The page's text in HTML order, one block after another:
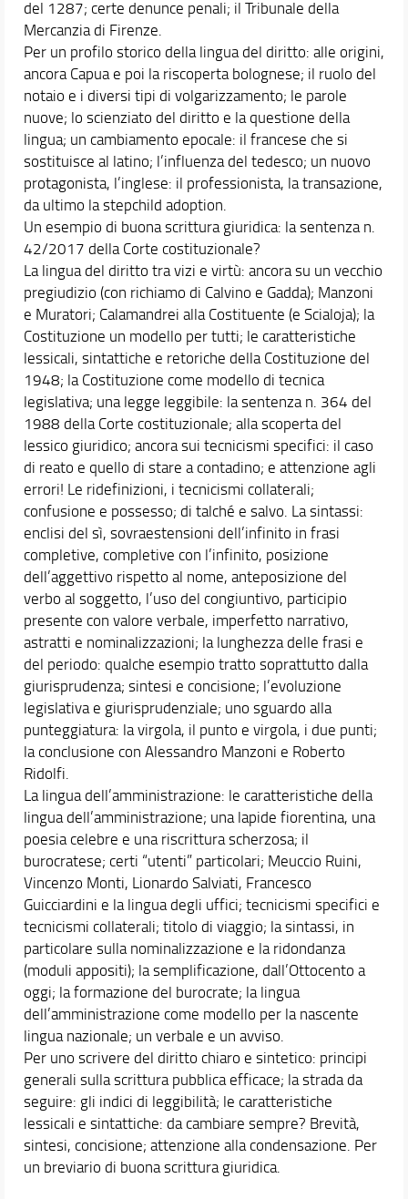
del 1287; certe denunce penali; il Tribunale della
Mercanzia di Firenze.
Per un profilo storico della lingua del diritto: alle origini,
ancora Capua e poi la riscoperta bolognese; il ruolo del
notaio e i diversi tipi di volgarizzamento; le parole
nuove; lo scienziato del diritto e la questione della
lingua; un cambiamento epocale: il francese che si
sostituisce al latino; l’influenza del tedesco; un nuovo
protagonista, l’inglese: il professionista, la transazione,
da ultimo la stepchild adoption.
Un esempio di buona scrittura giuridica: la sentenza n.
42/2017 della Corte costituzionale?
La lingua del diritto tra vizi e virtù: ancora su un vecchio
pregiudizio (con richiamo di Calvino e Gadda); Manzoni
e Muratori; Calamandrei alla Costituente (e Scialoja); la
Costituzione un modello per tutti; le caratteristiche
lessicali, sintattiche e retoriche della Costituzione del
1948; la Costituzione come modello di tecnica
legislativa; una legge leggibile: la sentenza n. 364 del
1988 della Corte costituzionale; alla scoperta del
lessico giuridico; ancora sui tecnicismi specifici: il caso
di reato e quello di stare a contadino; e attenzione agli
errori! Le ridefinizioni, i tecnicismi collaterali;
confusione e possesso; di talché e salvo. La sintassi:
enclisi del sì, sovraestensioni dell’infinito in frasi
completive, completive con l’infinito, posizione
dell’aggettivo rispetto al nome, anteposizione del
verbo al soggetto, l’uso del congiuntivo, participio
presente con valore verbale, imperfetto narrativo,
astratti e nominalizzazioni; la lunghezza delle frasi e
del periodo: qualche esempio tratto soprattutto dalla
giurisprudenza; sintesi e concisione; l’evoluzione
legislativa e giurisprudenziale; uno sguardo alla
punteggiatura: la virgola, il punto e virgola, i due punti;
la conclusione con Alessandro Manzoni e Roberto
Ridolfi.
La lingua dell’amministrazione: le caratteristiche della
lingua dell’amministrazione; una lapide fiorentina, una
poesia celebre e una riscrittura scherzosa; il
burocratese; certi “utenti” particolari; Meuccio Ruini,
Vincenzo Monti, Lionardo Salviati, Francesco
Guicciardini e la lingua degli uffici; tecnicismi specifici e
tecnicismi collaterali; titolo di viaggio; la sintassi, in
particolare sulla nominalizzazione e la ridondanza
(moduli appositi); la semplificazione, dall’Ottocento a
oggi; la formazione del burocrate; la lingua
dell’amministrazione come modello per la nascente
lingua nazionale; un verbale e un avviso.
Per uno scrivere del diritto chiaro e sintetico: principi
generali sulla scrittura pubblica efficace; la strada da
seguire: gli indici di leggibilità; le caratteristiche
lessicali e sintattiche: da cambiare sempre? Brevità,
sintesi, concisione; attenzione alla condensazione. Per
un breviario di buona scrittura giuridica.